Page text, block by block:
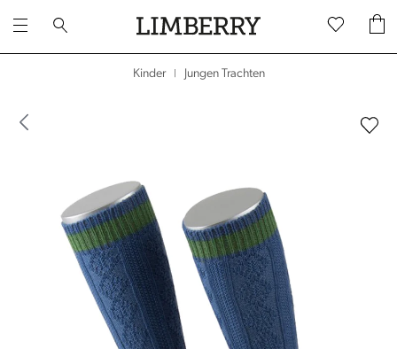
Kinder Jungen Trachten